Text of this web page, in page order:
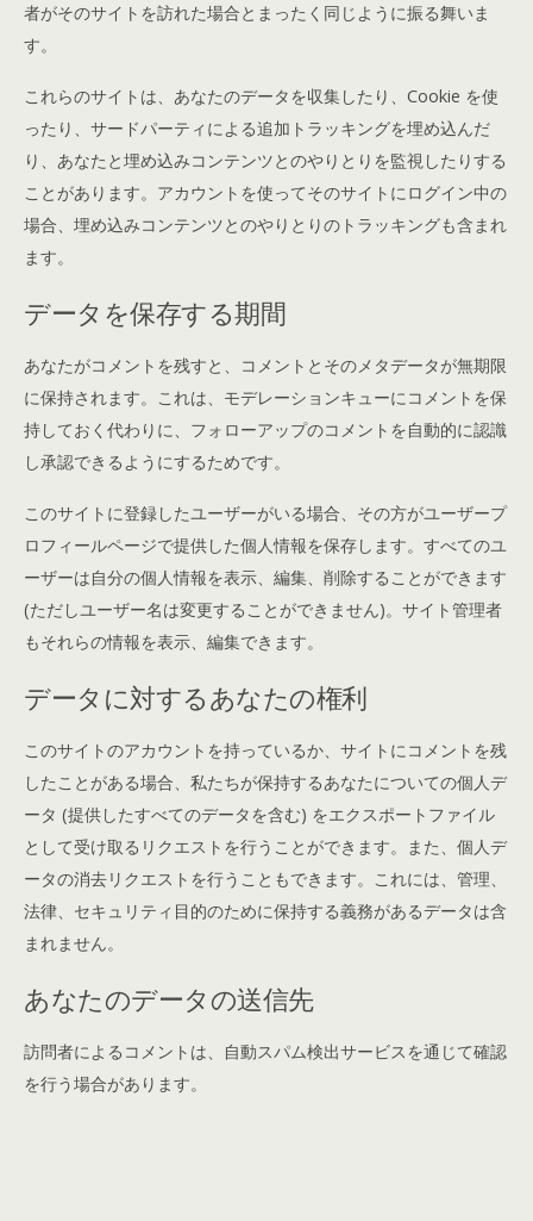
者がそのサイトを訪れた場合とまったく同じように振る舞いま
す。
これらのサイトは、あなたのデータを収集したり、Cookie を使
ったり、サードパーティによる追加トラッキングを埋め込んだ
り、あなたと埋め込みコンテンツとのやりとりを監視したりする
ことがあります。アカウントを使ってそのサイトにログイン中の
場合、埋め込みコンテンツとのやりとりのトラッキングも含まれ
ます。
データを保存する期間
あなたがコメントを残すと、コメントとそのメタデータが無期限
に保持されます。これは、モデレーションキューにコメントを保
持しておく代わりに、フォローアップのコメントを自動的に認識
し承認できるようにするためです。
このサイトに登録したユーザーがいる場合、その方がユーザープ
ロフィールページで提供した個人情報を保存します。すべてのユ
ーザーは自分の個人情報を表示、編集、削除することができます
(ただしユーザー名は変更することができません)。サイト管理者
もそれらの情報を表示、編集できます。
データに対するあなたの権利
このサイトのアカウントを持っているか、サイトにコメントを残
したことがある場合、私たちが保持するあなたについての個人デ
ータ (提供したすべてのデータを含む) をエクスポートファイル
として受け取るリクエストを行うことができます。また、個人デ
ータの消去リクエストを行うこともできます。これには、管理、
法律、セキュリティ目的のために保持する義務があるデータは含
まれません。
あなたのデータの送信先
訪問者によるコメントは、自動スパム検出サービスを通じて確認
を行う場合があります。